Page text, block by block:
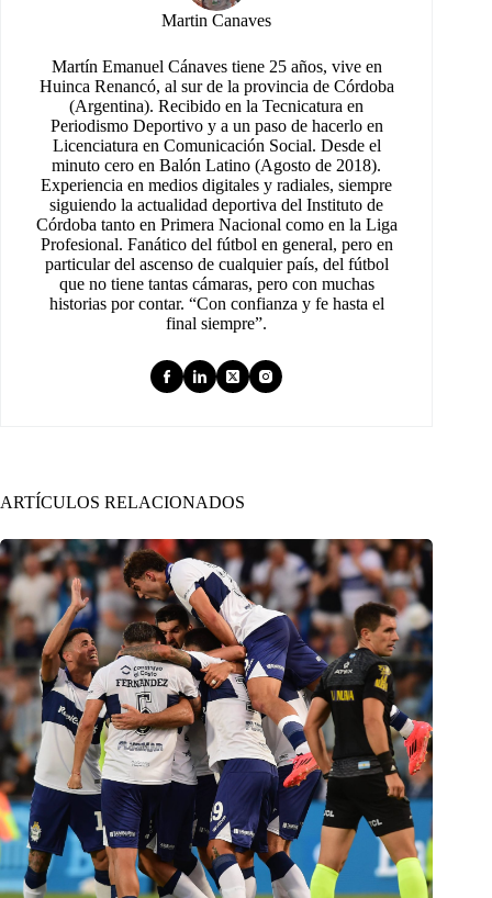
Martin Canaves
Martín Emanuel Cánaves tiene 25 años, vive en
Huinca Renancó, al sur de la provincia de Córdoba
(Argentina). Recibido en la Tecnicatura en
Periodismo Deportivo y a un paso de hacerlo en
Licenciatura en Comunicación Social. Desde el
minuto cero en Balón Latino (Agosto de 2018).
Experiencia en medios digitales y radiales, siempre
siguiendo la actualidad deportiva del Instituto de
Córdoba tanto en Primera Nacional como en la Liga
Profesional. Fanático del fútbol en general, pero en
particular del ascenso de cualquier país, del fútbol
que no tiene tantas cámaras, pero con muchas
historias por contar. “Con confianza y fe hasta el
final siempre”.
ARTÍCULOS RELACIONADOS